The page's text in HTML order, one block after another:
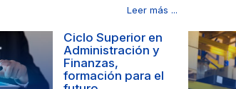
Leer más ...
Ciclo Superior en
Administración y
Finanzas,
formación para el